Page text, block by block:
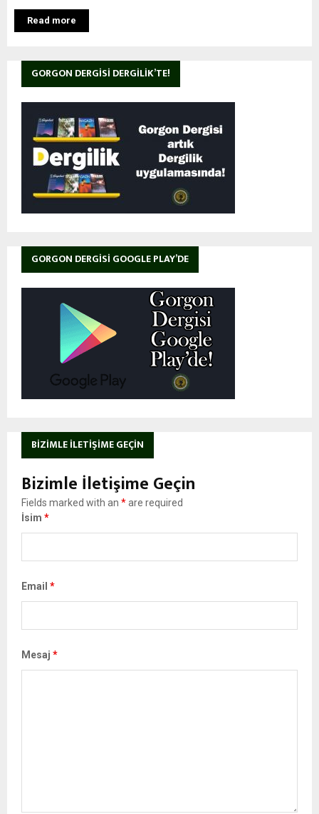
Read more
GORGON DERGISI DERGILIK’TE!
GORGON DERGISI GOOGLE PLAY’DE
BIZIMLE İLETIŞIME GEÇIN
Bizimle İletişime Geçin
Fields marked with an *are required
İsim *
Email *
Mesaj *